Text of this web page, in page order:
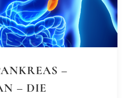
–
– DIE